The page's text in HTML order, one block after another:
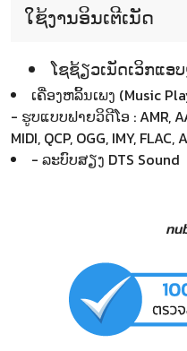
ໃຊ້ງານອິນເຕີເນັດ
ໂຊຊ້ຽວເນັດເວິກແອບ
ເຄື່ອງຫລິ້ນເພງ (Music
- ຮູບແບບຟາຍວິດີໂອ : AMR,
MIDI, QCP, OGG, IMY, FLAC,
- ລະບົບສຽງ DTS Sound